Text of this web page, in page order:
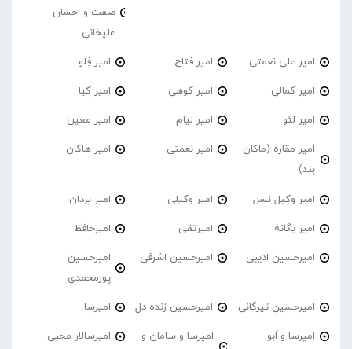
صفت و احسان
علیخانی
امیر علی نعمتی امیر فتاح امیر فِلو
امیر کمالی امیر کوهی امیر کیا
امیر لئو امیر لیام امیر معین
امیر مقاره (ماکان
بند)
امیر نعمتی امیر هاکان
امیر وکیل نسل امیر وکیلی امیر یزدان
امیر یگانه امیرتقی امیرحافظ
امیرحسین ادیبی امیرحسین اشرفی
امیرحسین
پورمحمدی
امیرحسین تیرگانی امیرحسین زنده دل امیرسا
امیرسا و اَبو
امیرسا و سامان و
امیرسالار محبی